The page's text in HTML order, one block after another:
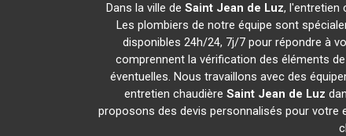
Dans la ville de Saint Jean de Luz, l'entretien
Les plombiers de notre équipe sont
disponibles 24h/24, 7j/7 pour répondre à
comprennent la vérification des éléments
éventuelles. Nous travaillons avec des
entretien chaudière Saint Jean de Luz
proposons des devis personnalisés pour votre